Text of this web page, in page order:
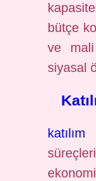
bütçe
ve mali
siyasal
katılım